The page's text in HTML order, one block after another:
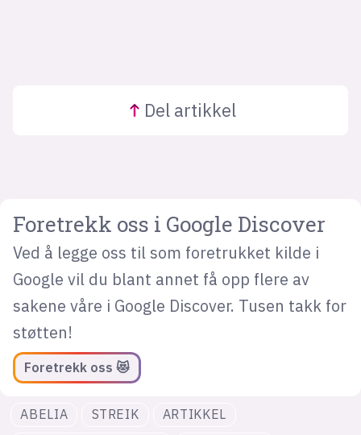
Del artikkel
Foretrekk oss i Google Discover
Ved å legge oss til som foretrukket kilde i
Google vil du blant annet få opp flere av
sakene våre i Google Discover. Tusen takk for
støtten!
Foretrekk oss 😻
ABELIA STREIK
ARTIKKEL